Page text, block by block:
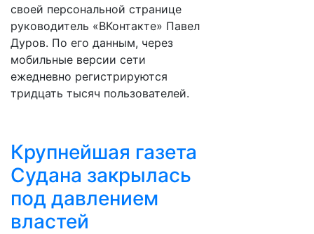
своей персональной странице
руководитель «ВКонтакте» Павел
Дуров. По его данным, через
мобильные версии сети
ежедневно регистрируются
тридцать тысяч пользователей.
Крупнейшая газета
Судана закрылась
под давлением
властей